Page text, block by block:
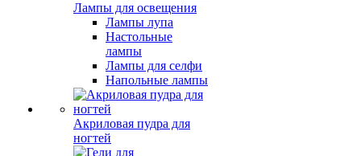
Лампы для освещения
Лампы лупа
Настольные
лампы
Лампы для селфи
Напольные лампы
Акриловая пудра для
ногтей